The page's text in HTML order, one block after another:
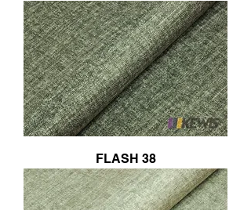
FLASH 38